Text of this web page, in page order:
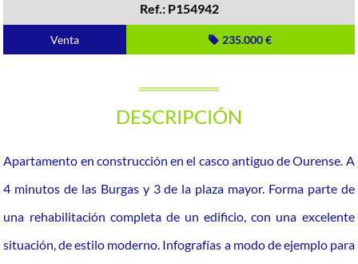
Ref.: P154942
Venta 235.000 €
DESCRIPCIÓN
Apartamento en construcción en el casco antiguo de Ourense. A
4 minutos de las Burgas y 3 de la plaza mayor. Forma parte de
una rehabilitación completa de un edificio, con una excelente
situación, de estilo moderno. Infografías a modo de ejemplo para